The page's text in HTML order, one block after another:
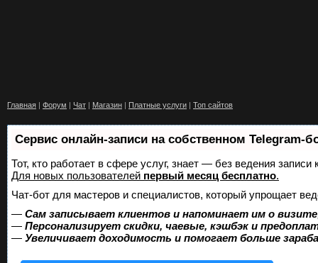
Главная | Форум | Чат | Магазин | Платные услуги | Топ сайтов
Сервис онлайн-записи на собственном Telegram-
Тот, кто работает в сфере услуг, знает — без ведения
Для новых пользователей первый месяц бесплатно.
Чат-бот для мастеров и специалистов, который упрощает
— Сам записывает клиентов и напоминает им о
— Персонализирует скидки, чаевые, кэшбэк и
— Увеличивает доходимость и помогает больше